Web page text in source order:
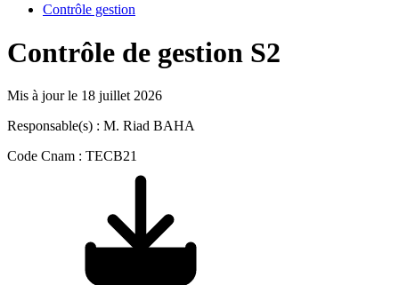
Contrôle gestion
Contrôle de gestion S2
Mis à jour le 18 juillet 2026
Responsable(s) : M. Riad BAHA
Code Cnam : TECB21